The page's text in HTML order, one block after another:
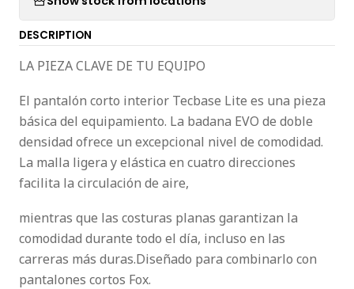
DESCRIPTION
LA PIEZA CLAVE DE TU EQUIPO
El pantalón corto interior Tecbase Lite es una pieza
básica del equipamiento. La badana EVO de doble
densidad ofrece un excepcional nivel de comodidad.
La malla ligera y elástica en cuatro direcciones
facilita la circulación de aire,
mientras que las costuras planas garantizan la
comodidad durante todo el día, incluso en las
carreras más duras.Diseñado para combinarlo con
pantalones cortos Fox.